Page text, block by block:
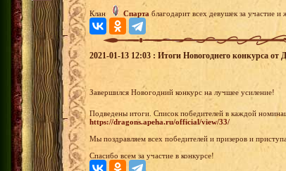
Клан Спарта благодарит всех девушек за участие
2021-01-13 12:03 : Итоги Новогоднего конкурса от
Завершился Новогодний конкурс на лучшее усиление!
Подведены итоги. Список победителей в каждой
https://dragons.apeha.ru/official/view/33/
Мы поздравляем всех победителей и призеров и
Спасибо всем за участие в конкурсе!